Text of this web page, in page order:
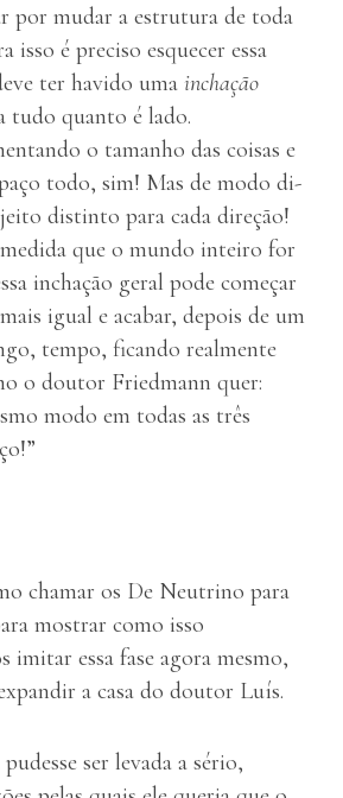
por mudar a estrutura de toda
isso é preciso esquecer essa
ter havido uma inchação
tudo quanto é lado.
o tamanho das coisas e
todo, sim! Mas de modo di-
distinto para cada direção!
que o mundo inteiro for
inchação geral pode começar
igual e acabar, depois de um
tempo, ficando realmente
o doutor Friedmann quer:
modo em todas as três
chamar os De Neutrino para
mostrar como isso
imitar essa fase agora mesmo,
a casa do doutor Luís.
ser levada a sério,